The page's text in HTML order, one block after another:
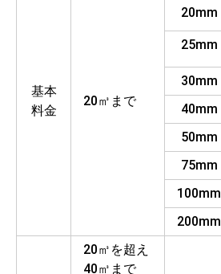
基本
料金
20㎥まで
20mm
25mm
30mm
40mm
50mm
75mm
100mm
200mm
20㎥を超え
40㎥まで